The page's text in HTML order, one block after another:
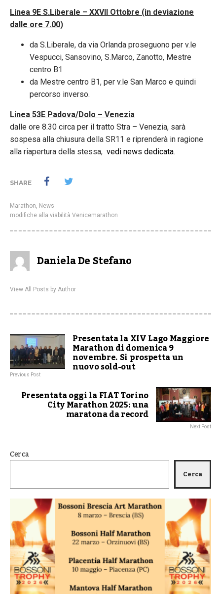
Linea 9E S.Liberale – XXVII Ottobre (in deviazione
dalle ore 7.00)
da S.Liberale, da via Orlanda proseguono per v.le
Vespucci, Sansovino, S.Marco, Zanotto, Mestre
centro B1
da Mestre centro B1, per v.le San Marco e quindi
percorso inverso.
Linea 53E Padova/Dolo – Venezia
dalle ore 8.30 circa per il tratto Stra – Venezia, sarà
sospesa alla chiusura della SR11 e riprenderà in ragione
alla riapertura della stessa, vedi news dedicata.
SHARE
Marathon News
modifiche alla viabilità Venicemarathon
Daniela De Stefano
View All Posts by Author
Presentata la XIV Lago Maggiore
Marathon di domenica 9
novembre. Si prospetta un
nuovo sold-out
Previous Post
Presentata oggi la FIAT Torino
City Marathon 2025: una
maratona da record
Next Post
Cerca
Cerca